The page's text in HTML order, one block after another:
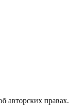
авторских правах.